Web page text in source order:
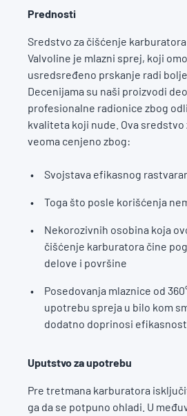
Prednosti
Sredstvo za čišćenje
Valvoline je mlazni sprej, koji
usredsređeno prskanje radi
Decenijama su naši proizvodi
profesionalne radionice zbog
kvaliteta koji nude. Ova sredstvo
veoma cenjeno zbog:
Svojstava efikasnog
Toga što posle korišćenja
Nekorozivnih osobina koja
čišćenje karburatora čine
delove i površine
Posedovanja mlaznice od
upotrebu spreja u bilo kom
dodatno doprinosi
Uputstvo za upotrebu
Pre tretmana karburatora
ga da se potpuno ohladi. U